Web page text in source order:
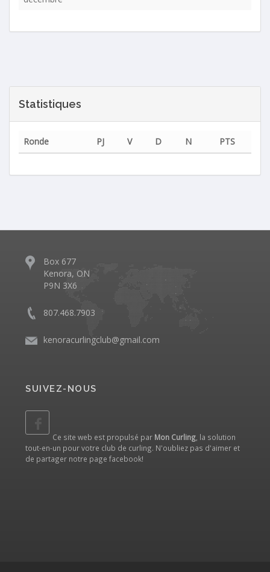
Statistiques
Ronde PJ V D N PTS
Box 677
Kenora, ON
P9N 3X6
807.468.7903
kenoracurlingclub@gmail.com
SUIVEZ-NOUS
Ce site web est propulsé par Mon Curling , la solution
tout-en-un pour votre club de curling. N'oubliez pas d'aimer et
de partager notre page facebook!